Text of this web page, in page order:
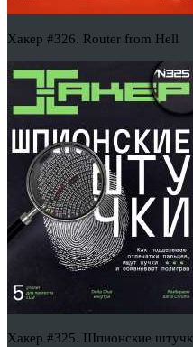
Хакер #326. Router from Hell
Хакер #325. Шпионские